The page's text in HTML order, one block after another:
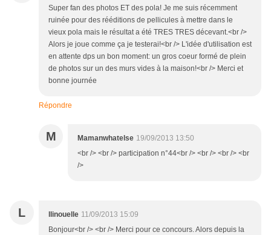
Super fan des photos ET des pola! Je me suis récemment
ruinée pour des rééditions de pellicules à mettre dans le
vieux pola mais le résultat a été TRES TRES décevant.<br />
Alors je joue comme ça je testerai!<br /> L'idée d'utilisation est
en attente dps un bon moment: un gros coeur formé de plein
de photos sur un des murs vides à la maison!<br /> Merci et
bonne journée
Répondre
M Mamanwhatelse 19/09/2013 13:50
<br /> <br /> participation n°44<br /> <br /> <br /> <br
/>
L llinouelle 11/09/2013 15:09
Bonjour<br /> <br /> Merci pour ce concours. Alors depuis la